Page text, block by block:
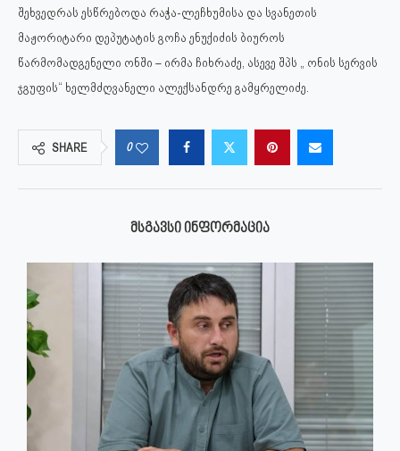
შეხვედრას ესწრებოდა რაჭა-ლეჩხუმისა და სვანეთის
მაჟორიტარი დეპუტატის გოჩა ენუქიძის ბიუროს
წარმომადგენელი ონში – ირმა ჩიხრაძე, ასევე შპს „ ონის სერვის
ჯგუფის“ ხელმძღვანელი ალექსანდრე გამყრელიძე.
SHARE 0
ᲛᲡᲒᲐᲕᲡᲘ ᲘᲜᲤᲝᲠᲛᲐᲪᲘᲐ